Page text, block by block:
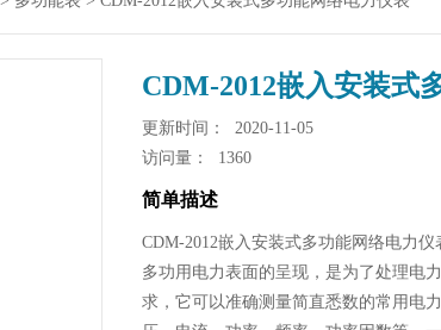
CDM-2012嵌入安装式
更新时间： 2020-11-05
访问量： 1360
简单描述
CDM-2012嵌入安装式多功能网络电力仪
多功用电力表面的呈现，是为了处理电
求，它可以准确测量简直悉数的常用电